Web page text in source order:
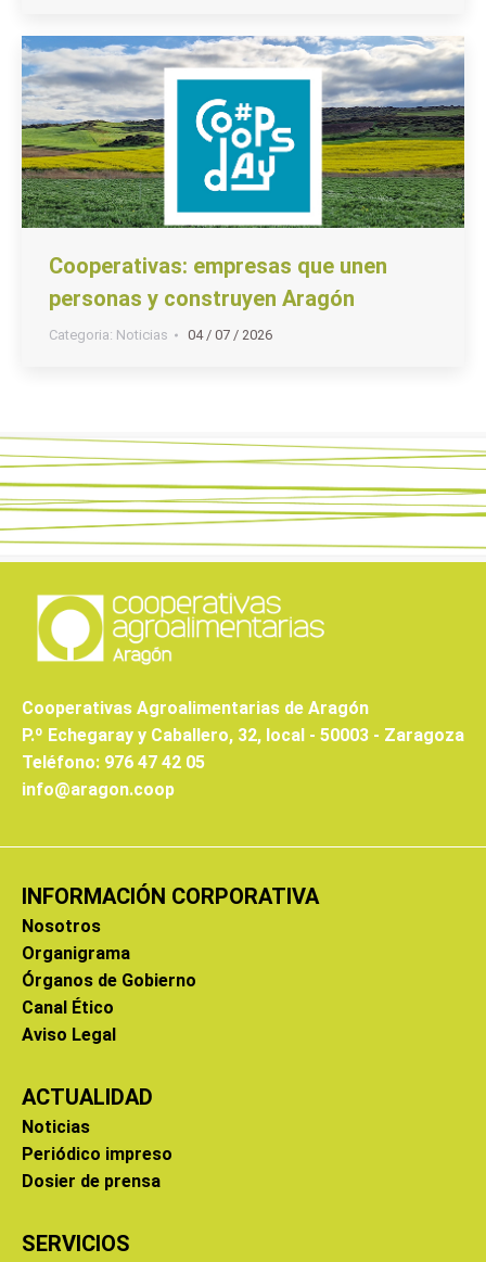
Cooperativas: empresas que unen
personas y construyen Aragón
Categoria: Noticias 04 / 07 / 2026
Cooperativas Agroalimentarias de Aragón
P.º Echegaray y Caballero, 32, local - 50003 - Zaragoza
Teléfono: 976 47 42 05
info@aragon.coop
INFORMACIÓN CORPORATIVA
Nosotros
Organigrama
Órganos de Gobierno
Canal Ético
Aviso Legal
ACTUALIDAD
Noticias
Periódico impreso
Dosier de prensa
SERVICIOS